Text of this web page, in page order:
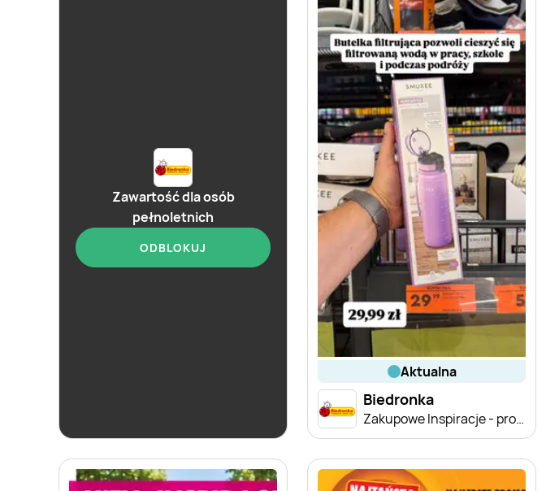
Zawartość dla osób
pełnoletnich
ODBLOKUJ
aktualna
Biedronka
Zakupowe Inspiracje - produkty do domu i dodatki modowe